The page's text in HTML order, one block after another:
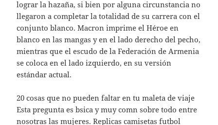
lograr la hazaña, si bien por alguna circunstancia no
llegaron a completar la totalidad de su carrera con el
conjunto blanco. Macron imprime el Héroe en
blanco en las mangas y en el lado derecho del pecho,
mientras que el escudo de la Federación de Armenia
se coloca en el lado izquierdo, en su versión
estándar actual.
20 cosas que no pueden faltar en tu maleta de viaje
Esta pregunta es bsica y muy comn sobre todo entre
nosotras las mujeres. Replicas camisetas futbol